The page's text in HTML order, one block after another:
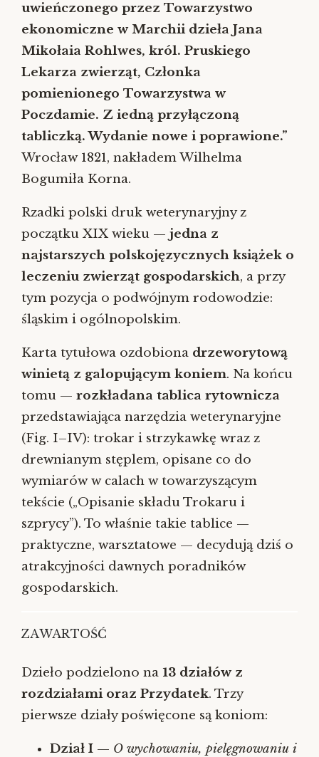
uwieńczonego przez Towarzystwo
ekonomiczne w Marchii dzieła Jana
Mikołaia Rohlwes, król. Pruskiego
Lekarza zwierząt, Członka
pomienionego Towarzystwa w
Poczdamie. Z iedną przyłączoną
tabliczką. Wydanie nowe i poprawione.”
Wrocław 1821, nakładem Wilhelma
Bogumiła Korna.
Rzadki polski druk weterynaryjny z
początku XIX wieku — jedna z
najstarszych polskojęzycznych książek o
leczeniu zwierząt gospodarskich, a przy
tym pozycja o podwójnym rodowodzie:
śląskim i ogólnopolskim.
Karta tytułowa ozdobiona drzeworytową
winietą z galopującym koniem. Na końcu
tomu — rozkładana tablica rytownicza
przedstawiająca narzędzia weterynaryjne
(Fig. I–IV): trokar i strzykawkę wraz z
drewnianym stęplem, opisane co do
wymiarów w calach w towarzyszącym
tekście („Opisanie składu Trokaru i
szprycy”). To właśnie takie tablice —
praktyczne, warsztatowe — decydują dziś o
atrakcyjności dawnych poradników
gospodarskich.
ZAWARTOŚĆ
Dzieło podzielono na 13 działów z
rozdziałami oraz Przydatek. Trzy
pierwsze działy poświęcone są koniom:
Dział I — O wychowaniu, pielęgnowaniu i